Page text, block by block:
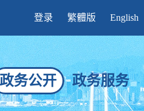
登录 繁體版 English
政务公开 政务服务